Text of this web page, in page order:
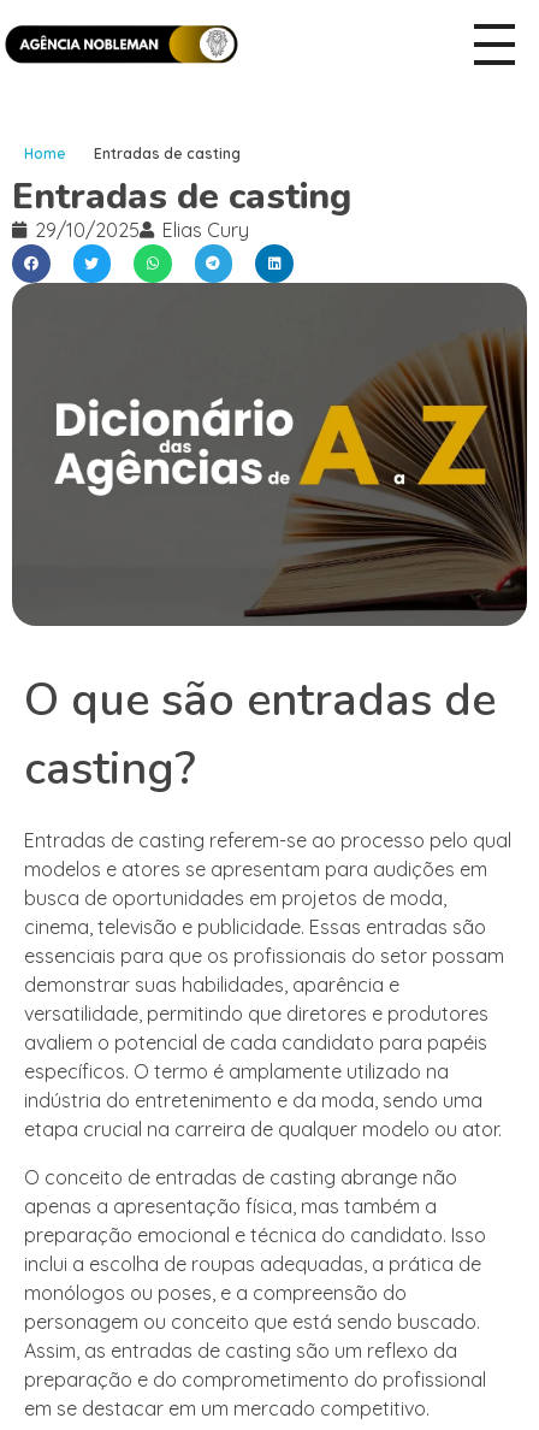
Home Entradas de casting
Entradas de casting
29/10/2025 Elias Cury
O que são entradas de
casting?
Entradas de casting referem-se ao processo pelo qual
modelos e atores se apresentam para audições em
busca de oportunidades em projetos de moda,
cinema, televisão e publicidade. Essas entradas são
essenciais para que os profissionais do setor possam
demonstrar suas habilidades, aparência e
versatilidade, permitindo que diretores e produtores
avaliem o potencial de cada candidato para papéis
específicos. O termo é amplamente utilizado na
indústria do entretenimento e da moda, sendo uma
etapa crucial na carreira de qualquer modelo ou ator.
O conceito de entradas de casting abrange não
apenas a apresentação física, mas também a
preparação emocional e técnica do candidato. Isso
inclui a escolha de roupas adequadas, a prática de
monólogos ou poses, e a compreensão do
personagem ou conceito que está sendo buscado.
Assim, as entradas de casting são um reflexo da
preparação e do comprometimento do profissional
em se destacar em um mercado competitivo.